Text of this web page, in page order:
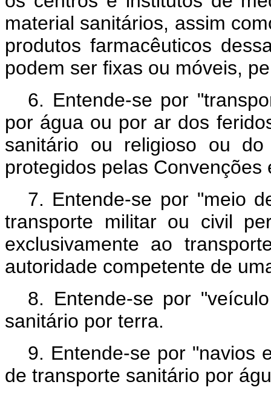
material sanitários, assim
produtos farmacêuticos
podem ser fixas ou móveis,
6. Entende-se por
por água ou por ar dos
sanitário ou religioso ou
protegidos pelas
7. Entende-se por "meio
transporte militar ou civil
exclusivamente ao
autoridade competente de
8. Entende-se por
sanitário por terra.
9. Entende-se por "navios
de transporte sanitário por